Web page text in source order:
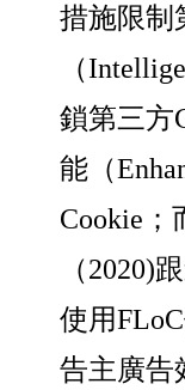
措施限制
（
鎖第三方
能（
Cookie；
（2020)
使用
告主廣告